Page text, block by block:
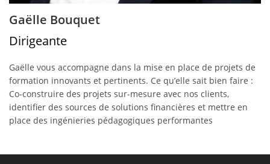
Gaëlle Bouquet
Dirigeante
Gaëlle vous accompagne dans la mise en place de projets de
formation innovants et pertinents. Ce qu’elle sait bien faire :
Co-construire des projets sur-mesure avec nos clients,
identifier des sources de solutions financières et mettre en
place des ingénieries pédagogiques performantes